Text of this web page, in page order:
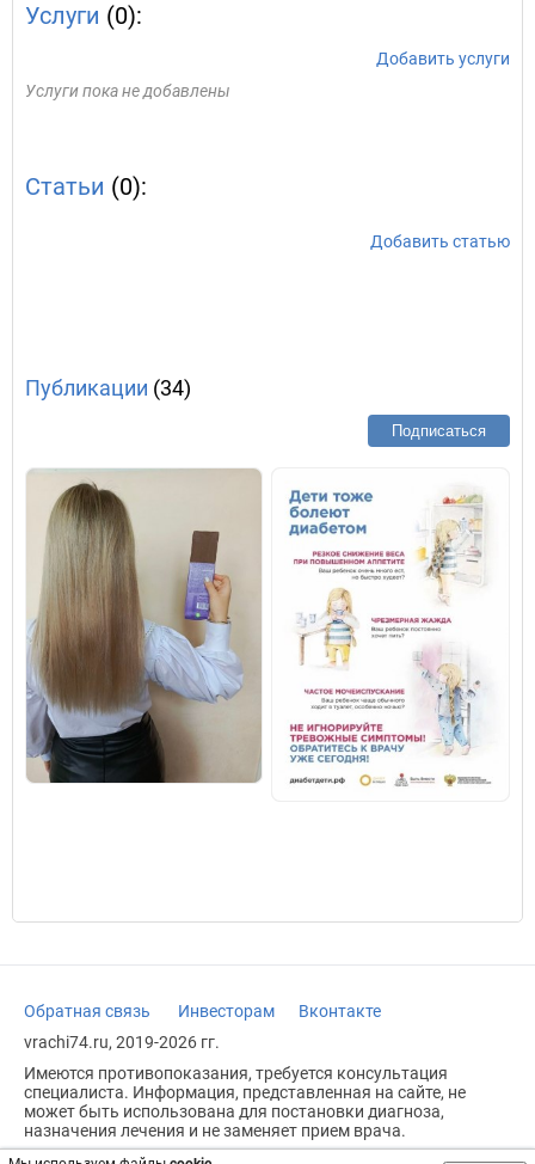
Услуги (0):
Добавить услуги
Услуги пока не добавлены
Статьи (0):
Добавить статью
Публикации (34)
Подписаться
Обратная связь Инвесторам
Вконтакте
vrachi74.ru, 2019-2026 гг.
Имеются противопоказания, требуется консультация
специалиста. Информация, представленная на сайте, не
может быть использована для постановки диагноза,
назначения лечения и не заменяет прием врача.